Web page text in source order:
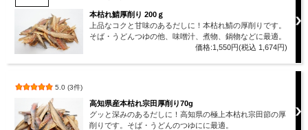
本枯れ鯖厚削り 200ｇ
上品なコクと甘味のあるだしに！本枯れ鯖の厚削りです。
そば・うどんつゆの他、味噌汁、煮物、鍋物などに最適。
価格:1,550円(税込 1,674円)
5.0 (3件)
高知県産本枯れ宗田厚削り70g
グッと深みのあるだしに！高知県の極上本枯れ宗田節の厚
削りです。そば・うどんのつゆにに最適。